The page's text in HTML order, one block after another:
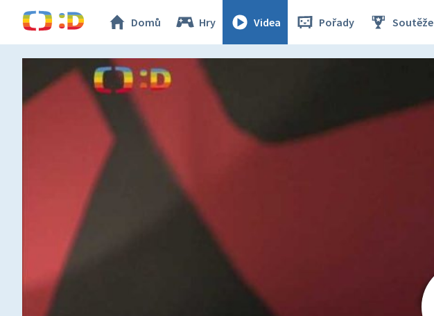
Domů Hry Videa Pořady Soutěže